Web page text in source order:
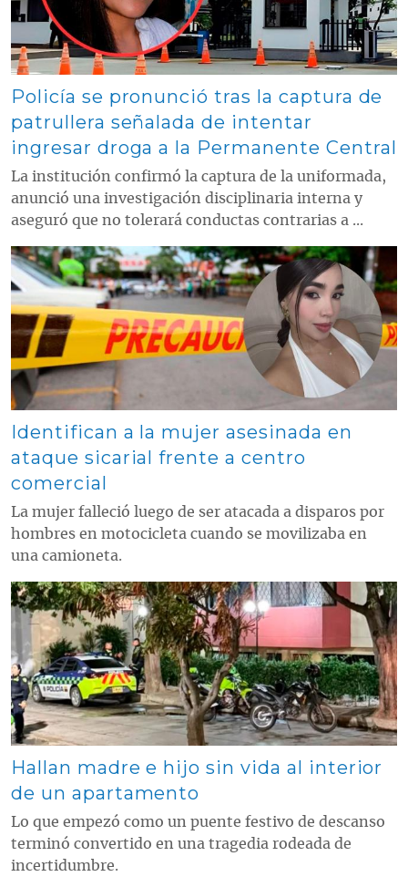
Policía se pronunció tras la captura de
patrullera señalada de intentar
ingresar droga a la Permanente Central
La institución confirmó la captura de la uniformada,
anunció una investigación disciplinaria interna y
aseguró que no tolerará conductas contrarias a ...
Contenido multimedia principal
Identifican a la mujer asesinada en
ataque sicarial frente a centro
comercial
La mujer falleció luego de ser atacada a disparos por
hombres en motocicleta cuando se movilizaba en
una camioneta.
Contenido multimedia principal
Hallan madre e hijo sin vida al interior
de un apartamento
Lo que empezó como un puente festivo de descanso
terminó convertido en una tragedia rodeada de
incertidumbre.